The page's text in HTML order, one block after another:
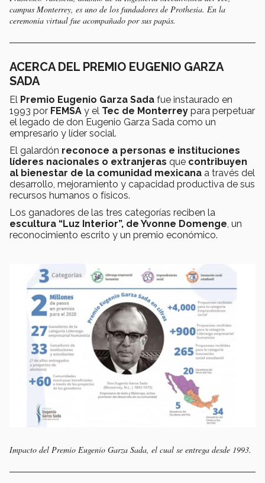
campus Monterrey, es uno de los fundadores de Prothesia. En la
ceremonia virtual fue acompañado por sus papás.
ACERCA DEL PREMIO EUGENIO GARZA
SADA
El Premio Eugenio Garza Sada fue instaurado en
1993 por FEMSA y el Tec de Monterrey para perpetuar
el legado de don Eugenio Garza Sada como un
empresario y líder social.
El galardón reconoce a personas e instituciones
líderes nacionales o extranjeras que contribuyen
al bienestar de la comunidad mexicana a través del
desarrollo, mejoramiento y capacidad productiva de sus
recursos humanos o físicos.
Los ganadores de las tres categorías reciben la
escultura “Luz Interior”, de Yvonne Domenge, un
reconocimiento escrito y un premio económico.
Impacto del Premio Eugenio Garza Sada, el cual se entrega desde 1993.